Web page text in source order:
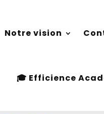
Notre vision
🎓 Efficience
Assistante-